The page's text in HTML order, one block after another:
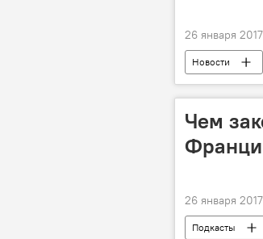
26 января
Новости
Эстония
Чем
26 января
Подкасты